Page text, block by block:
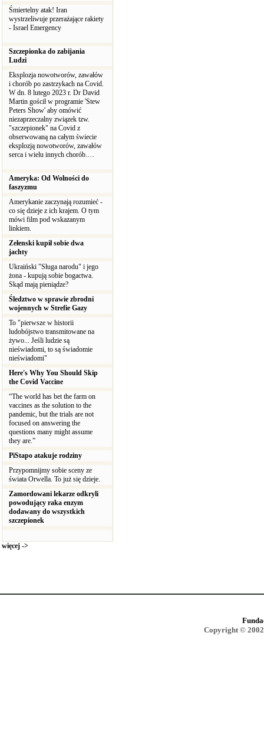
Śmiertelny atak! Iran
wystrzeliwuje przerażające rakiety
- Israel Emergency
Szczepionka do zabijania
Ludzi
Eksplozja nowotworów, zawałów
i chorób po zastrzykach na Covid.
W dn. 8 lutego 2023 r. Dr David
Martin gościł w programie 'Stew
Peters Show' aby omówić
niezaprzeczalny związek tzw.
"szczepionek" na Covid z
obserwowaną na całym świecie
eksplozją nowotworów, zawałów
serca i wielu innych chorób.…
Ameryka: Od Wolności do
faszyzmu
Amerykanie zaczynają rozumieć -
co się dzieje z ich krajem. O tym
mówi film pod wskazanym
linkiem.
Zełenski kupił sobie dwa
jachty
Ukraiński "Sługa narodu" i jego
żona - kupują sobie bogactwa.
Skąd mają pieniądze?
Śledztwo w sprawie zbrodni
wojennych w Strefie Gazy
To "pierwsze w historii
ludobójstwo transmitowane na
żywo... Jeśli ludzie są
nieświadomi, to są świadomie
nieświadomi"
Here's Why You Should Skip
the Covid Vaccine
“The world has bet the farm on
vaccines as the solution to the
pandemic, but the trials are not
focused on answering the
questions many might assume
they are.”
PiStapo atakuje rodziny
Przypomnijmy sobie sceny ze
świata Orwella. To już się dzieje.
Zamordowani lekarze odkryli
powodujący raka enzym
dodawany do wszystkich
szczepionek
więcej ->
Copyright ©